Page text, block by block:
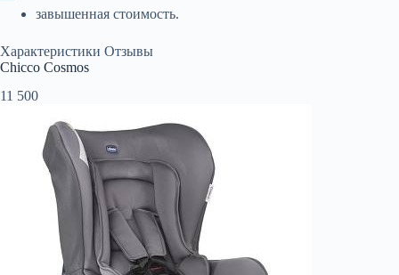
завышенная стоимость.
Характеристики Отзывы
Chicco Cosmos
11 500